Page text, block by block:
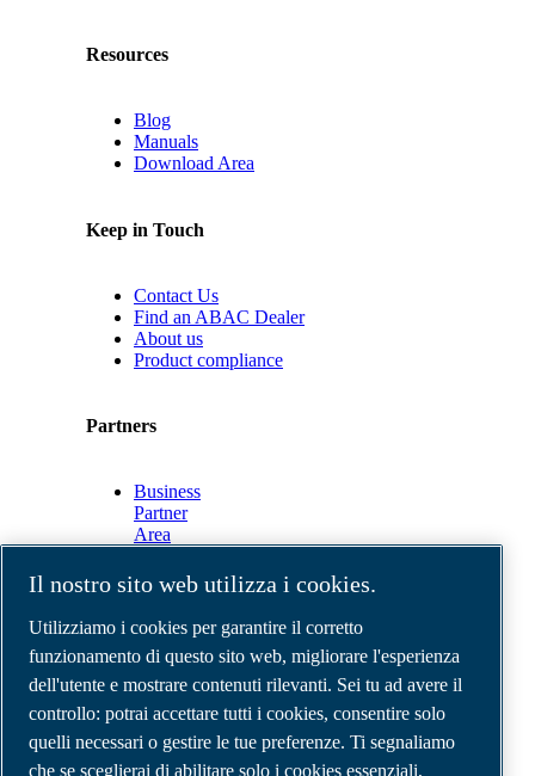
Resources
Blog
Manuals
Download Area
Keep in Touch
Contact Us
Find an ABAC Dealer
About us
Product compliance
Partners
Business
Partner
Area
Connect
2.0
Business
ABAC
Media
Gallery
©2026 Compressori d'aria ABAC
Note legali e privacy
Il nostro sito web utilizza i cookies.
Utilizziamo i cookies per garantire il corretto
funzionamento di questo sito web, migliorare l'esperienza
dell'utente e mostrare contenuti rilevanti. Sei tu ad avere il
controllo: potrai accettare tutti i cookies, consentire solo
quelli necessari o gestire le tue preferenze. Ti segnaliamo
che se sceglierai di abilitare solo i cookies essenziali,